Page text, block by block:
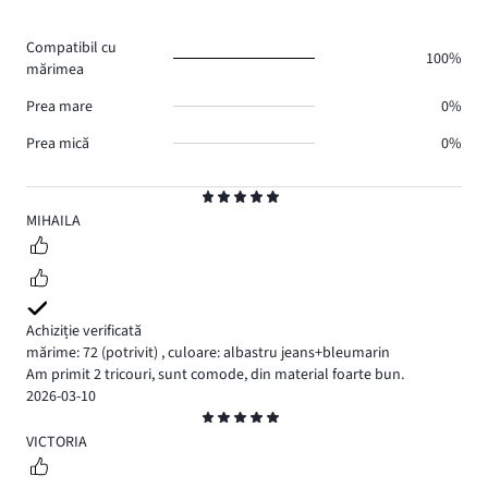
5
MIHAILA
Achiziție verificată
mărime: 72 (potrivit) ,culoare: albastru jeans+bleumarin
Am primit 2 tricouri, sunt comode, din material foarte bun.
2026-03-10
5
VICTORIA
Compatibil cu
mărimea
100%
Prea mare
0%
Prea mică
0%